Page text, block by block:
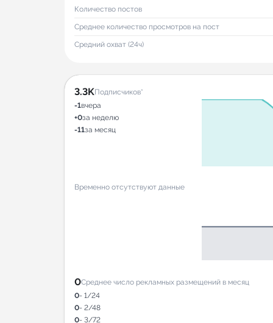
Количество постов
Среднее количество просмотров на пост
Средний охват (24ч)
3.3KПодписчиков*
-1вчера
+0за неделю
-11за месяц
Временно отсутствуют данные
0Среднее число рекламных размещений в месяц
0- 1/24
0- 2/48
0- 3/72